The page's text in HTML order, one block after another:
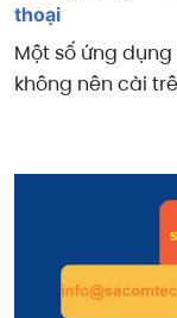
thoại
Một số ứng
không nên cài